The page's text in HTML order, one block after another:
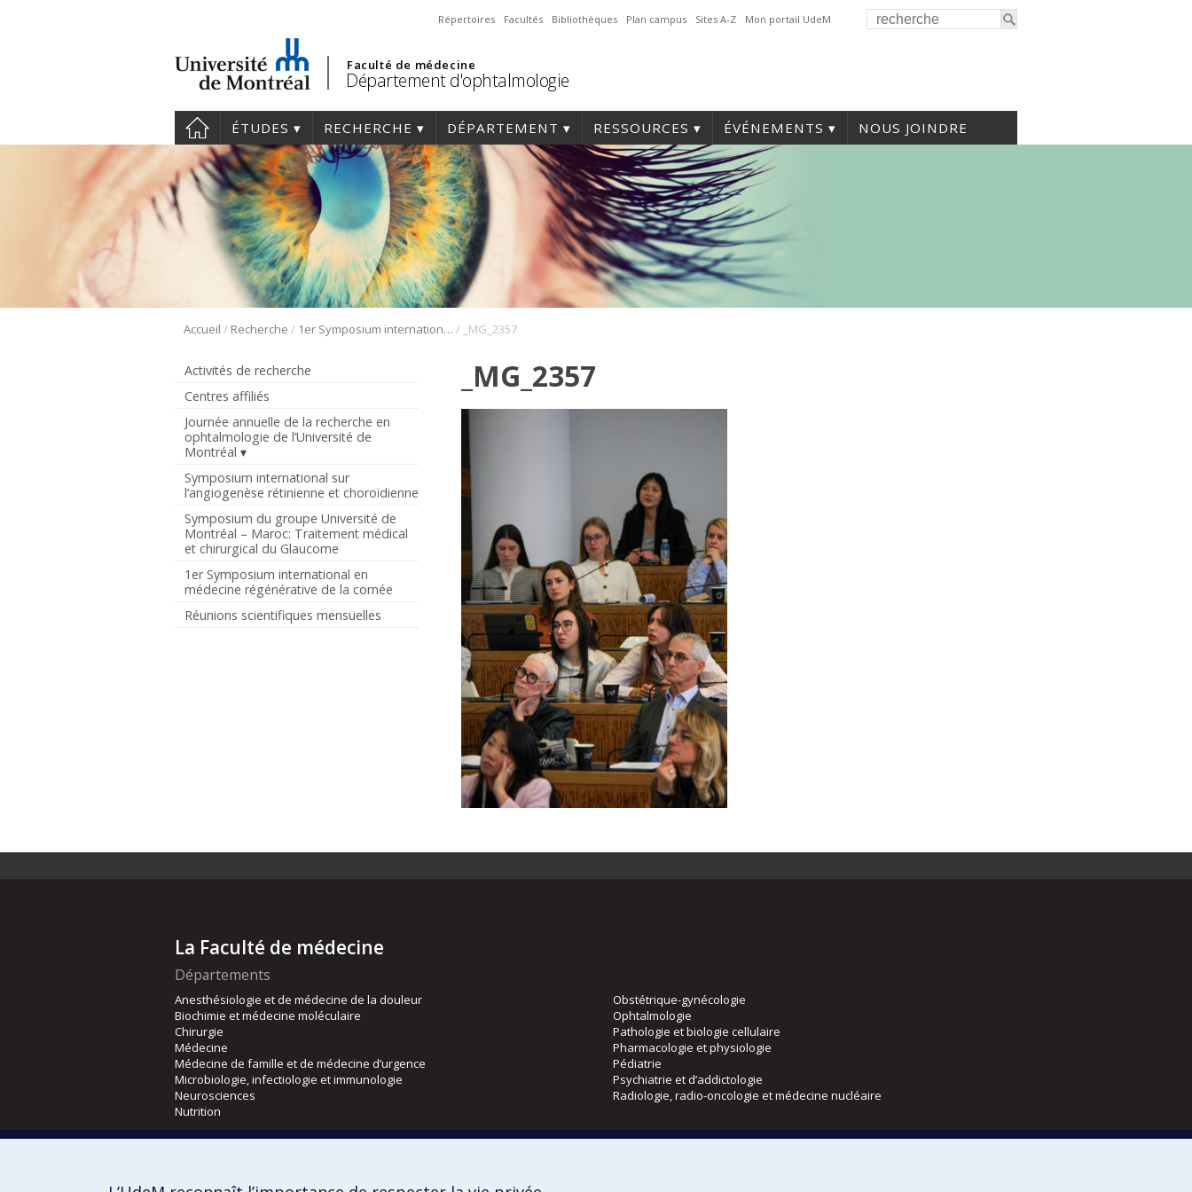
Répertoires Facultés Bibliothèques Plan campus Sites A-Z Mon portail UdeM
Faculté de médecine
Département d'ophtalmologie
ÉTUDES RECHERCHE DÉPARTEMENT RESSOURCES ÉVÉNEMENTS NOUS JOINDRE
Accueil / Recherche / 1er Symposium international en médecine régénérative de la cornée / _MG_2357
Activités de recherche
Centres affiliés
Journée annuelle de la recherche en
ophtalmologie de l’Université de
Montréal
Symposium international sur
l’angiogenèse rétinienne et choroïdienne
Symposium du groupe Université de
Montréal – Maroc: Traitement médical
et chirurgical du Glaucome
1er Symposium international en
médecine régénérative de la cornée
Réunions scientifiques mensuelles
_MG_2357
La Faculté de médecine
Départements
Anesthésiologie et de médecine de la douleur
Biochimie et médecine moléculaire
Chirurgie
Médecine
Médecine de famille et de médecine d’urgence
Microbiologie, infectiologie et immunologie
Neurosciences
Nutrition
Obstétrique-gynécologie
Ophtalmologie
Pathologie et biologie cellulaire
Pharmacologie et physiologie
Pédiatrie
Psychiatrie et d’addictologie
Radiologie, radio-oncologie et médecine nucléaire